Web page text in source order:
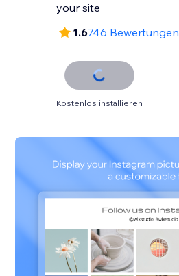
your site
1.6746 Bewertungen
Kostenlos installieren